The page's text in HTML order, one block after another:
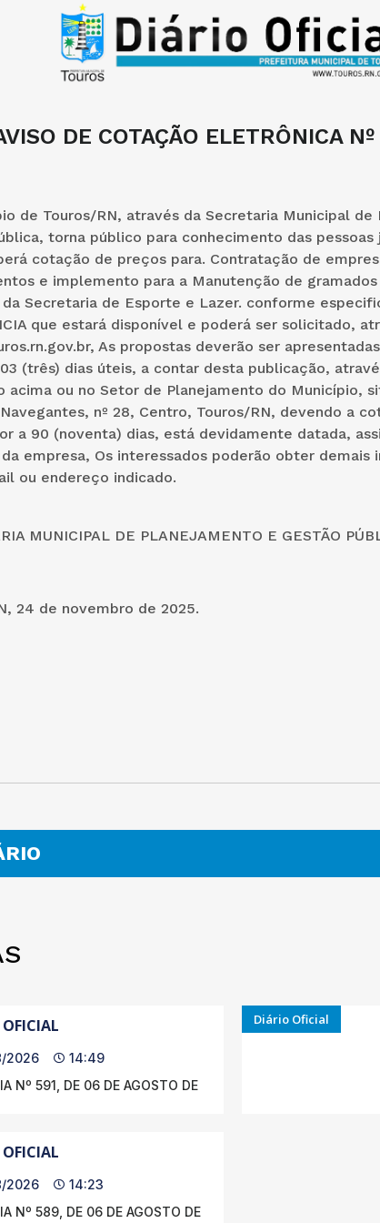
DE COTAÇÃO ELETRÔNICA
de Touros/RN, através da Secretaria Municipal de
torna público para conhecimento das pessoas
cotação de preços para. Contratação de
e implemento para a Manutenção de
da Secretaria de Esporte e Lazer. conforme
que estará disponível e poderá ser solicitado,
As propostas deverão ser
(três) dias úteis, a contar desta publicação,
acima ou no Setor de Planejamento do Município,
nº 28, Centro, Touros/RN, devendo a
a 90 (noventa) dias, está devidamente datada,
empresa, Os interessados poderão obter demais
ou endereço indicado.
MUNICIPAL DE PLANEJAMENTO E GESTÃO
24 de novembro de 2025.
2026
14:49
Nº 591, DE 06 DE AGOSTO DE
Diário Oficial
2026
14:23
Nº 589, DE 06 DE AGOSTO DE